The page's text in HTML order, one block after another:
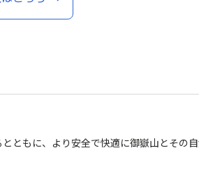
ともに、より安全で快適に御嶽山とその